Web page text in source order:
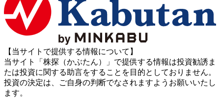
【当サイトで提供する情報について】
当サイト「株探（かぶたん）」で提供する情報は投資勧誘ま
たは投資に関する助言をすることを目的としておりません。
投資の決定は、ご自身の判断でなされますようお願いいたし
ます。